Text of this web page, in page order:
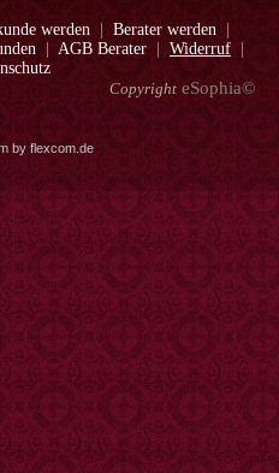
werden Berater werden
AGB Berater Widerruf
Copyright eSophia©
by flexcom.de